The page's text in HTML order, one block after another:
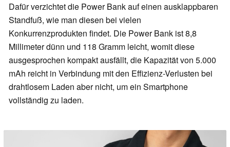
Dafür verzichtet die Power Bank auf einen ausklappbaren
Standfuß, wie man diesen bei vielen
Konkurrenzprodukten findet. Die Power Bank ist 8,8
Millimeter dünn und 118 Gramm leicht, womit diese
ausgesprochen kompakt ausfällt, die Kapazität von 5.000
mAh reicht in Verbindung mit den Effizienz-Verlusten bei
drahtlosem Laden aber nicht, um ein Smartphone
vollständig zu laden.